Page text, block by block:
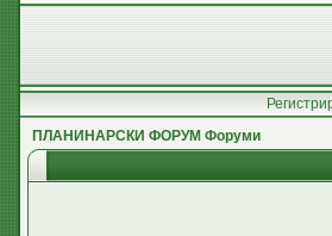
ПЛАНИНАРСКИ ФОРУМ Форуми